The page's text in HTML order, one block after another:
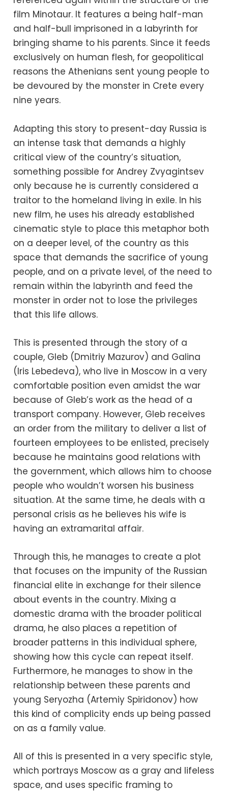
film Minotaur. It features a being half-man
and half-bull imprisoned in a labyrinth for
bringing shame to his parents. Since it feeds
exclusively on human flesh, for geopolitical
reasons the Athenians sent young people to
be devoured by the monster in Crete every
nine years.
Adapting this story to present-day Russia is
an intense task that demands a highly
critical view of the country’s situation,
something possible for Andrey Zvyagintsev
only because he is currently considered a
traitor to the homeland living in exile. In his
new film, he uses his already established
cinematic style to place this metaphor both
on a deeper level, of the country as this
space that demands the sacrifice of young
people, and on a private level, of the need to
remain within the labyrinth and feed the
monster in order not to lose the privileges
that this life allows.
This is presented through the story of a
couple, Gleb (Dmitriy Mazurov) and Galina
(Iris Lebedeva), who live in Moscow in a very
comfortable position even amidst the war
because of Gleb’s work as the head of a
transport company. However, Gleb receives
an order from the military to deliver a list of
fourteen employees to be enlisted, precisely
because he maintains good relations with
the government, which allows him to choose
people who wouldn’t worsen his business
situation. At the same time, he deals with a
personal crisis as he believes his wife is
having an extramarital affair.
Through this, he manages to create a plot
that focuses on the impunity of the Russian
financial elite in exchange for their silence
about events in the country. Mixing a
domestic drama with the broader political
drama, he also places a repetition of
broader patterns in this individual sphere,
showing how this cycle can repeat itself.
Furthermore, he manages to show in the
relationship between these parents and
young Seryozha (Artemiy Spiridonov) how
this kind of complicity ends up being passed
on as a family value.
All of this is presented in a very specific style,
which portrays Moscow as a gray and lifeless
space, and uses specific framing to